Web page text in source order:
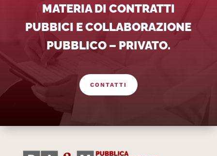
MATERIA DI CONTRATTI
PUBBICI E COLLABORAZIONE
PUBBLICO – PRIVATO.
CONTATTI